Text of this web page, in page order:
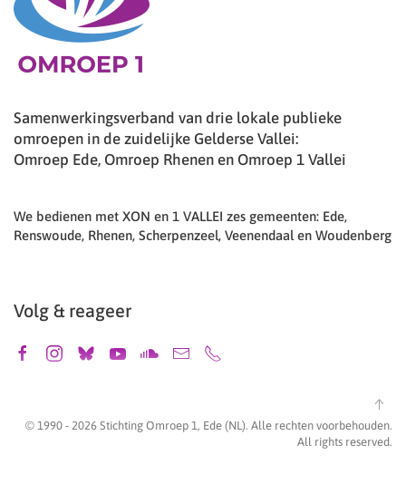
Samenwerkingsverband van drie lokale publieke
omroepen in de zuidelijke Gelderse Vallei:
Omroep Ede, Omroep Rhenen en Omroep 1 Vallei
We bedienen met XON en 1 VALLEI zes gemeenten: Ede,
Renswoude, Rhenen, Scherpenzeel, Veenendaal en Woudenberg
Volg & reageer
© 1990 - 2026 Stichting Omroep 1, Ede (NL). Alle rechten voorbehouden.
All rights reserved.